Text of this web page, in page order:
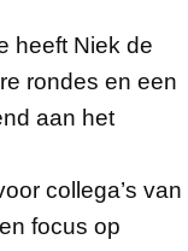
heeft Niek de
rondes en een
aan het
collega’s van
focus op